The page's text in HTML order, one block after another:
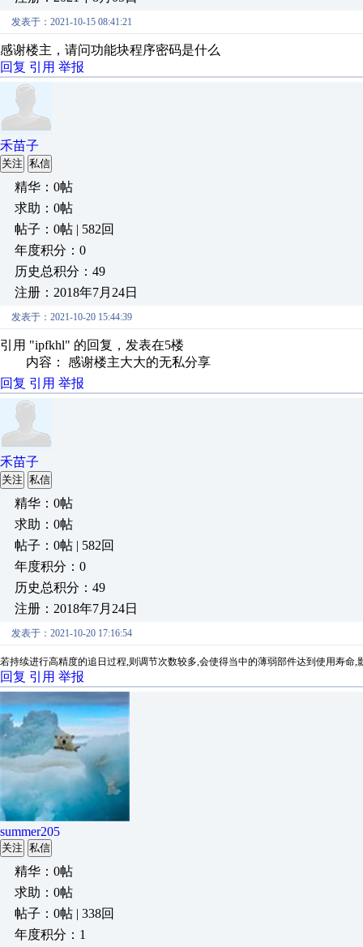
发表于：2021-10-15 08:41:21
感谢楼主，请问功能块程序密码是什么
回复 引用 举报
禾苗子
关注 私信
精华：0帖
求助：0帖
帖子：0帖 | 582回
年度积分：0
历史总积分：49
注册：2018年7月24日
发表于：2021-10-20 15:44:39
引用 "ipfkhl" 的回复，发表在5楼
内容： 感谢楼主大大的无私分享
回复 引用 举报
禾苗子
关注 私信
精华：0帖
求助：0帖
帖子：0帖 | 582回
年度积分：0
历史总积分：49
注册：2018年7月24日
发表于：2021-10-20 17:16:54
若持续进行高精度的追日过程,则调节次数较多,会使得当中的薄弱部件达到使用寿命,
回复 引用 举报
summer205
关注 私信
精华：0帖
求助：0帖
帖子：0帖 | 338回
年度积分：1